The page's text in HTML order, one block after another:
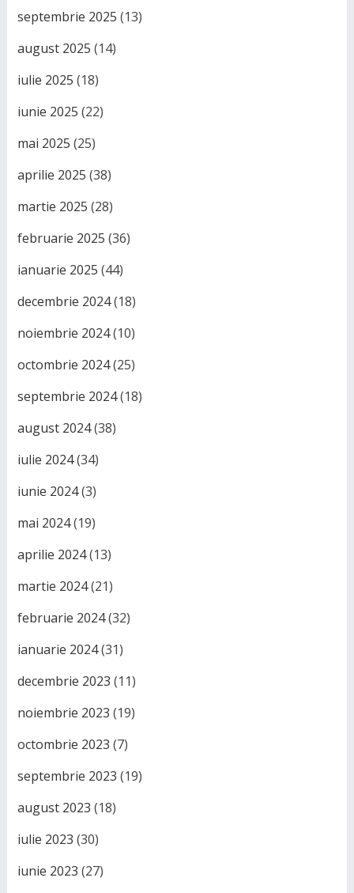
septembrie 2025 (13)
august 2025 (14)
iulie 2025 (18)
iunie 2025 (22)
mai 2025 (25)
aprilie 2025 (38)
martie 2025 (28)
februarie 2025 (36)
ianuarie 2025 (44)
decembrie 2024(18)
noiembrie 2024(10)
octombrie 2024(25)
septembrie 2024(18)
august 2024(38)
iulie 2024(34)
iunie 2024(3)
mai 2024(19)
aprilie 2024(13)
martie 2024(21)
februarie 2024(32)
ianuarie 2024(31)
decembrie 2023 (11)
noiembrie 2023 (19)
octombrie 2023 (7)
septembrie 2023 (19)
august 2023 (18)
iulie 2023 (30)
iunie 2023 (27)